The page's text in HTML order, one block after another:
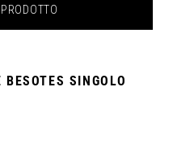
SINGOLO